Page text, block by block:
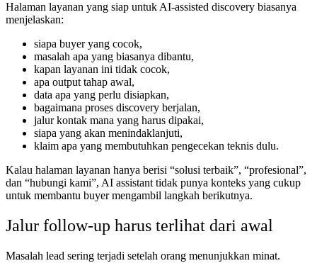
Halaman layanan yang siap untuk AI-assisted discovery biasanya
menjelaskan:
siapa buyer yang cocok,
masalah apa yang biasanya dibantu,
kapan layanan ini tidak cocok,
apa output tahap awal,
data apa yang perlu disiapkan,
bagaimana proses discovery berjalan,
jalur kontak mana yang harus dipakai,
siapa yang akan menindaklanjuti,
klaim apa yang membutuhkan pengecekan teknis dulu.
Kalau halaman layanan hanya berisi “solusi terbaik”, “profesional”,
dan “hubungi kami”, AI assistant tidak punya konteks yang cukup
untuk membantu buyer mengambil langkah berikutnya.
Jalur follow-up harus terlihat dari awal
Masalah lead sering terjadi setelah orang menunjukkan minat.